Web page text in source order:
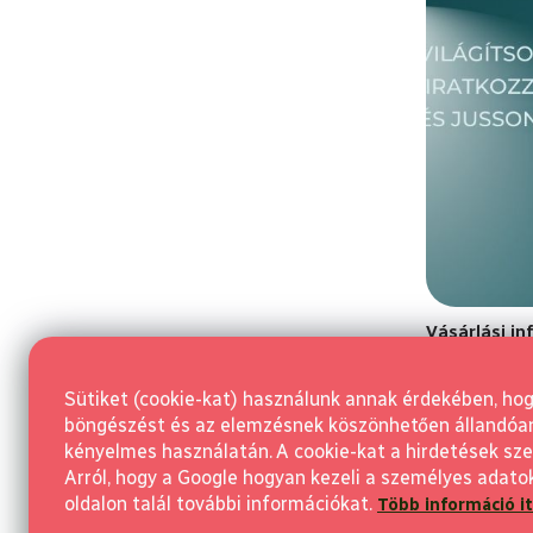
Sütiket (cookie-kat) használunk annak érdekében,
böngészést és az elemzésnek köszönhetően
kényelmes használatán. A cookie-kat a hirdetések
Arról, hogy a Google hogyan kezeli a személyes
oldalon talál további információkat. Több információ
Vásárlási
Szerződéstől
Reklamáció